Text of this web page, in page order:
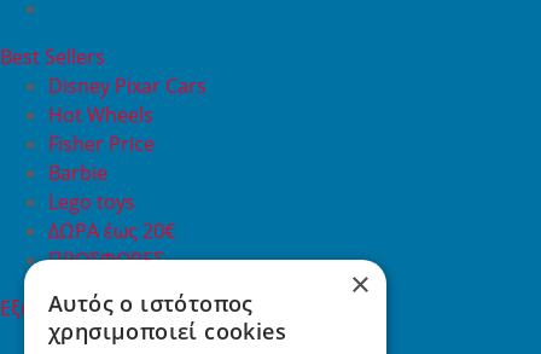
Best Sellers
Disney Pixar Cars
Hot Wheels
Fisher Price
Barbie
Lego toys
ΔΩΡΑ έως 20€
ΠΡΟΣΦΟΡΕΣ
Εξυπηρέτηση Πελατών
Εξυπηρέτηση πελατών
×
Αυτός ο ιστότοπος
χρησιμοποιεί cookies